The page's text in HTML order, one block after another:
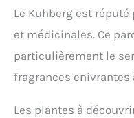
Le Kuhberg est
et médicinales. Ce
particulièrement le
fragrances enivrantes
Les plantes à